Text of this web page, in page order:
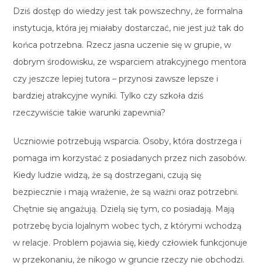
Dziś dostęp do wiedzy jest tak powszechny, że formalna
instytucja, która jej miałaby dostarczać, nie jest już tak do
końca potrzebna. Rzecz jasna uczenie się w grupie, w
dobrym środowisku, ze wsparciem atrakcyjnego mentora
czy jeszcze lepiej tutora – przynosi zawsze lepsze i
bardziej atrakcyjne wyniki. Tylko czy szkoła dziś
rzeczywiście takie warunki zapewnia?
Uczniowie potrzebują wsparcia. Osoby, która dostrzega i
pomaga im korzystać z posiadanych przez nich zasobów.
Kiedy ludzie widzą, że są dostrzegani, czują się
bezpiecznie i mają wrażenie, że są ważni oraz potrzebni.
Chętnie się angażują. Dzielą się tym, co posiadają. Mają
potrzebę bycia lojalnym wobec tych, z którymi wchodzą
w relacje. Problem pojawia się, kiedy człowiek funkcjonuje
w przekonaniu, że nikogo w gruncie rzeczy nie obchodzi.